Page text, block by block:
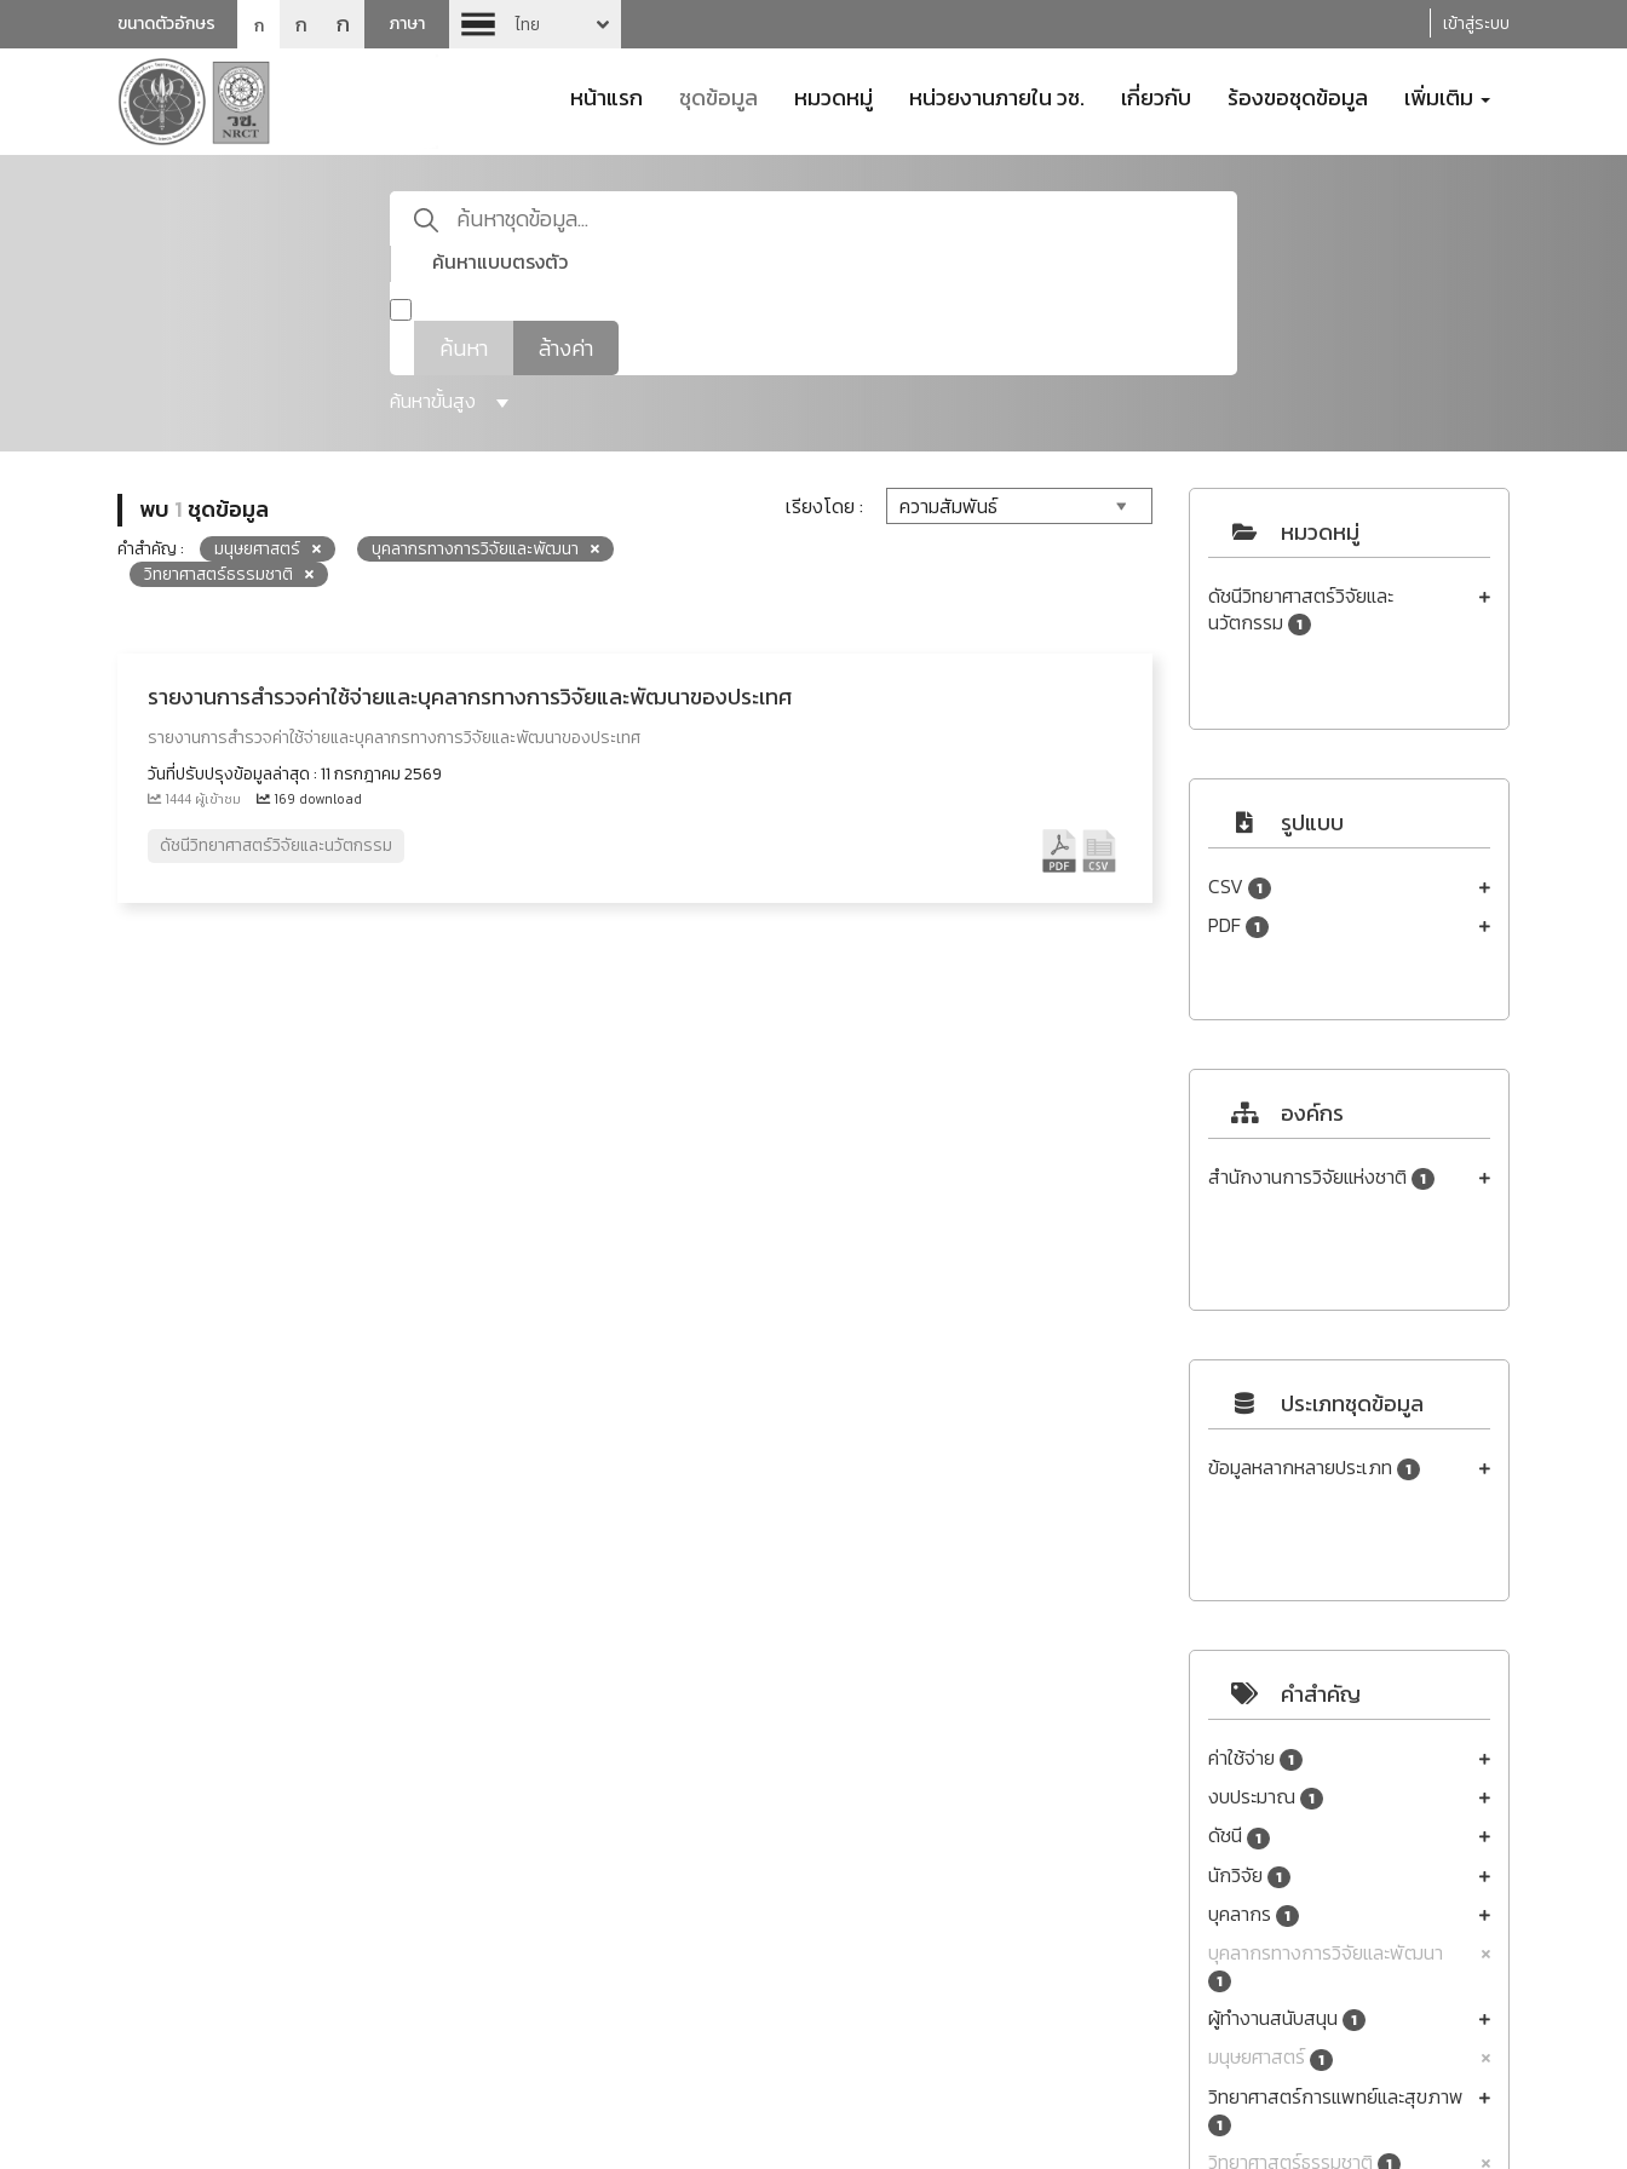
ขนาดตัวอักษร ก ก ก ภาษา ไทย เข้าสู่ระบบ
หน้าแรก ชุดข้อมูล หมวดหมู่ หน่วยงานภายใน วช. เกี่ยวกับ ร้องขอชุดข้อมูล เพิ่มเติม
ค้นหาแบบตรงตัว
ค้นหา ล้างค่า
ค้นหาขั้นสูง
หมวดหมู่
ดัชนีวิทยาศาสตร์วิจัยและ
นวัตกรรม
1
รูปแบบ
CSV 1
PDF 1
องค์กร
สำนักงานการวิจัยแห่งชาติ 1
ประเภทชุดข้อมูล
ข้อมูลหลากหลายประเภท 1
คำสำคัญ
ค่าใช้จ่าย 1
งบประมาณ 1
ดัชนี 1
นักวิจัย 1
บุคลากร 1
บุคลากรทางการวิจัยและพัฒนา
1
ผู้ทำงานสนับสนุน 1
มนุษยศาสตร์ 1
วิทยาศาสตร์การแพทย์และสุขภาพ
1
วิทยาศาสตร์ธรรมชาติ 1
พบ 1ชุดข้อมูล
คำสำคัญ : มนุษยศาสตร์
บุคลากรทางการวิจัยและพัฒนา
วิทยาศาสตร์ธรรมชาติ
เรียงโดย :
รายงานการสำรวจค่าใช้จ่ายและบุคลากรทางการวิจัยและพัฒนาของประเทศ
รายงานการสำรวจค่าใช้จ่ายและบุคลากรทางการวิจัยและพัฒนาของประเทศ
วันที่ปรับปรุงข้อมูลล่าสุด : 11 กรกฎาคม 2569
1444 ผู้เข้าชม 169 download
ดัชนีวิทยาศาสตร์วิจัยและนวัตกรรม